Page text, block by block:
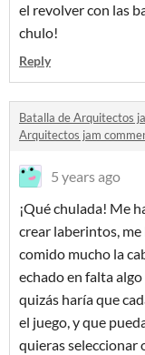
el revolver con las
chulo!
Reply
Batalla de Arquitectos
Arquitectos jam
5 years ago
¡Qué chulada! Me
crear laberintos,
comido mucho la
echado en falta
quizás haría que
el juego, y que
quieras seleccionar